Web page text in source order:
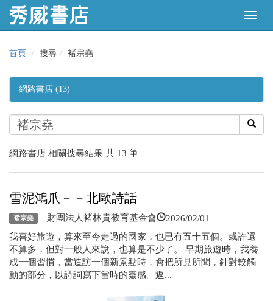
首頁 搜尋 褚宗堯
網路書店 (13)
網路書店 相關搜尋結果 共 13 筆
雪泥鴻爪－－北歐詩話
褚宗堯 財團法人褚林貴教育基金會 2026/02/01
我喜好旅遊，算來至今走過的國家，也已有五十五個。或許還
不算多，但對一般人來說，也算是不少了。 早期旅遊時，我養
成一個習慣，當造訪一個新景點時，會把所見所聞，針對較觸
動的部分，以詩詞寫下當時的靈感。返...